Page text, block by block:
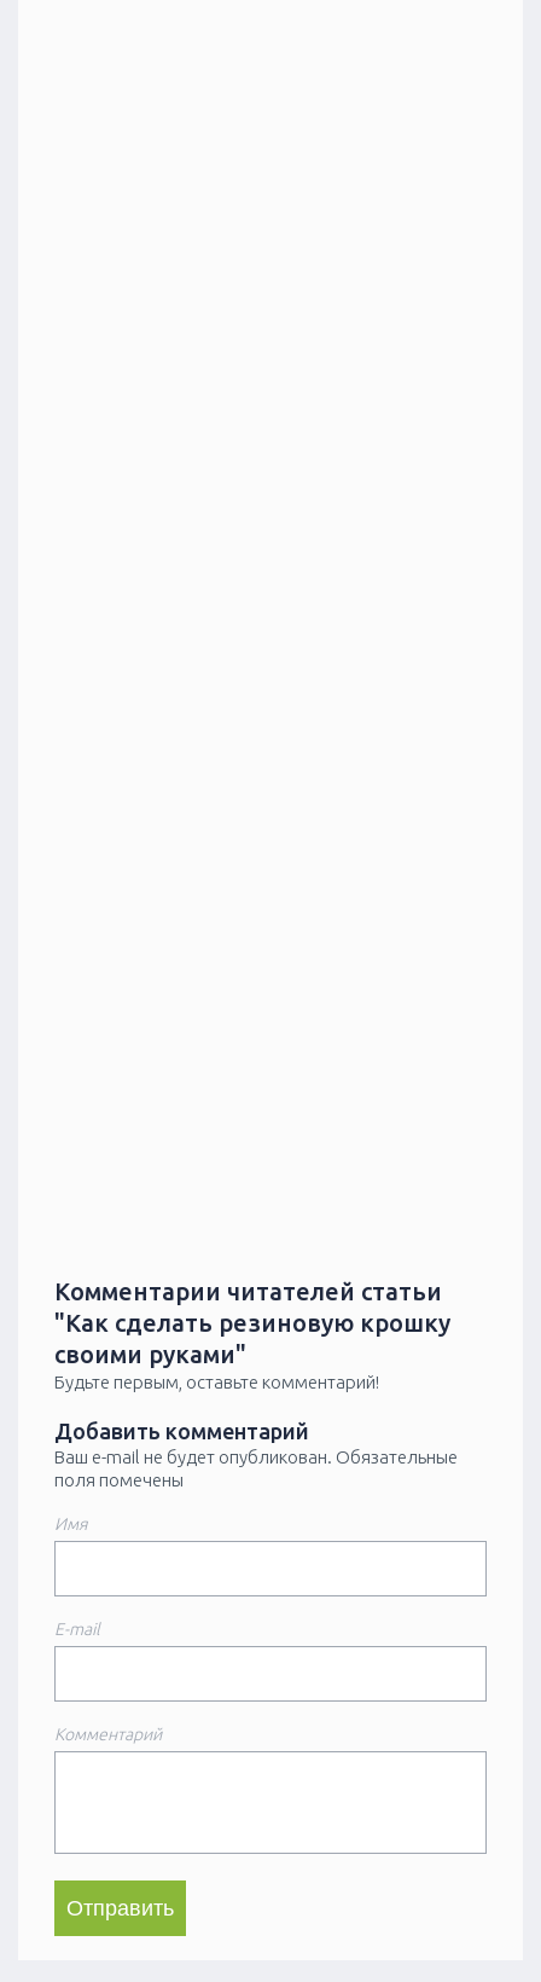
Комментарии читателей статьи
"Как сделать резиновую крошку
своими руками"
Будьте первым, оставьте комментарий!
Добавить комментарий
Ваш e-mail не будет опубликован. Обязательные
поля помечены
Комментарий
Имя
E-mail